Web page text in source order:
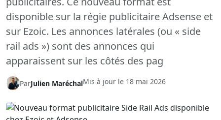
disponible sur la régie publicitaire Adsense et
sur Ezoic. Les annonces latérales (ou « side
rail ads ») sont des annonces qui
apparaissent sur les côtés des pag
ParJulien MaréchalMis à jour le 18 mai 2026